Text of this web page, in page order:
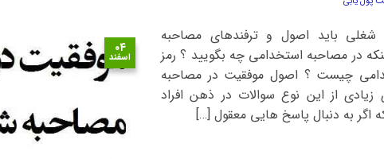
۰۴
اسفند
شغلی باید اصول و ترفندهای مصاحبه
در مصاحبه استخدامی چه بگویید ؟ رمز
چیست ؟ اصول موفقیت در مصاحبه
از این نوع سوالات در ذهن افراد
اگر به دنبال پاسخ هایی معقول […]